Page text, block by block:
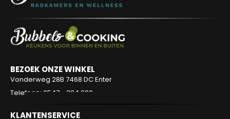
BEZOEK ONZE WINKEL
Vonderweg 28B 7468 DC Enter
Telefoon: 0547 - 384 000
KLANTENSERVICE